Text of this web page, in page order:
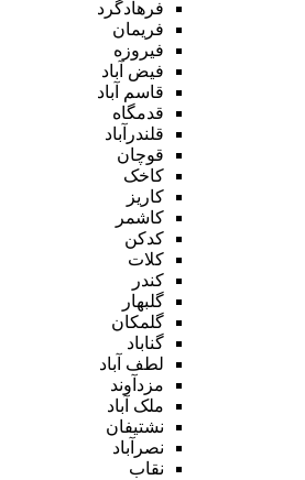
فرهادگرد
فریمان
فیروزه
فیض آباد
قاسم آباد
قدمگاه
قلندرآباد
قوچان
کاخک
کاریز
کاشمر
کدکن
کلات
کندر
گلبهار
گلمکان
گناباد
لطف آباد
مزدآوند
ملک آباد
نشتیفان
نصرآباد
نقاب